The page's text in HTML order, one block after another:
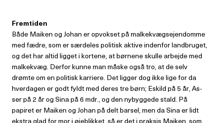
Fremtiden
Både Maiken og Johan er opvokset på malkekvægsejendomme
med fædre, som er særdeles politisk aktive indenfor landbruget,
og det har altid ligget i kortene, at børnene skulle arbejde med
malkekvæg. Derfor kunne man måske også tro, at de selv
drømte om en politisk karriere. Det ligger dog ikke lige for da
hverdagen er godt fyldt med deres tre børn; Eskild på 5 år, As-
ser på 2 år og Sina på 6 mdr., og den nybyggede stald. På
papiret er Maiken og Johan på delt barsel, men da Sina er lidt
ekstra glad for mor i øjeblikket, så er det i praksis Maiken, som